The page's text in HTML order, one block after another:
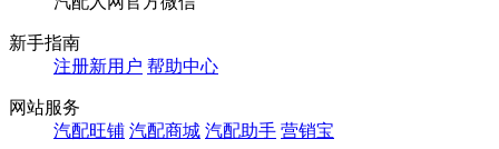
新手指南
注册新用户 帮助中心
网站服务
汽配旺铺 汽配商城 汽配助手 营销宝